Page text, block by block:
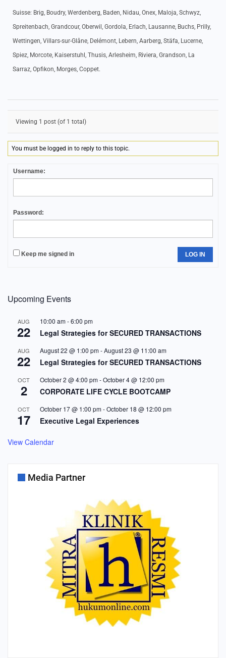
Suisse: Brig, Boudry, Werdenberg, Baden, Nidau, Onex, Maloja, Schwyz,
Spreitenbach, Grandcour, Oberwil, Gordola, Erlach, Lausanne, Buchs, Prilly,
Wettingen, Villars-sur-Glâne, Delémont, Lebern, Aarberg, Stäfa, Lucerne,
Spiez, Morcote, Kaiserstuhl, Thusis, Arlesheim, Riviera, Grandson, La
Sarraz, Opfikon, Morges, Coppet.
Viewing 1 post (of 1 total)
You must be logged in to reply to this topic.
Username:
Password:
Keep me signed in LOG IN
Upcoming Events
AUG
22
10:00 am-6:00 pm
Legal Strategies for SECURED TRANSACTIONS
AUG
22
August 22 @ 1:00 pm-August 23 @ 11:00 am
Legal Strategies for SECURED TRANSACTIONS
OCT
2
October 2 @ 4:00 pm-October 4 @ 12:00 pm
CORPORATE LIFE CYCLE BOOTCAMP
OCT
17
October 17 @ 1:00 pm-October 18 @ 12:00 pm
Executive Legal Experiences
View Calendar
Media Partner